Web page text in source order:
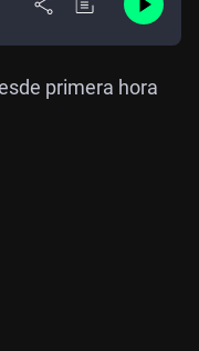
primera hora